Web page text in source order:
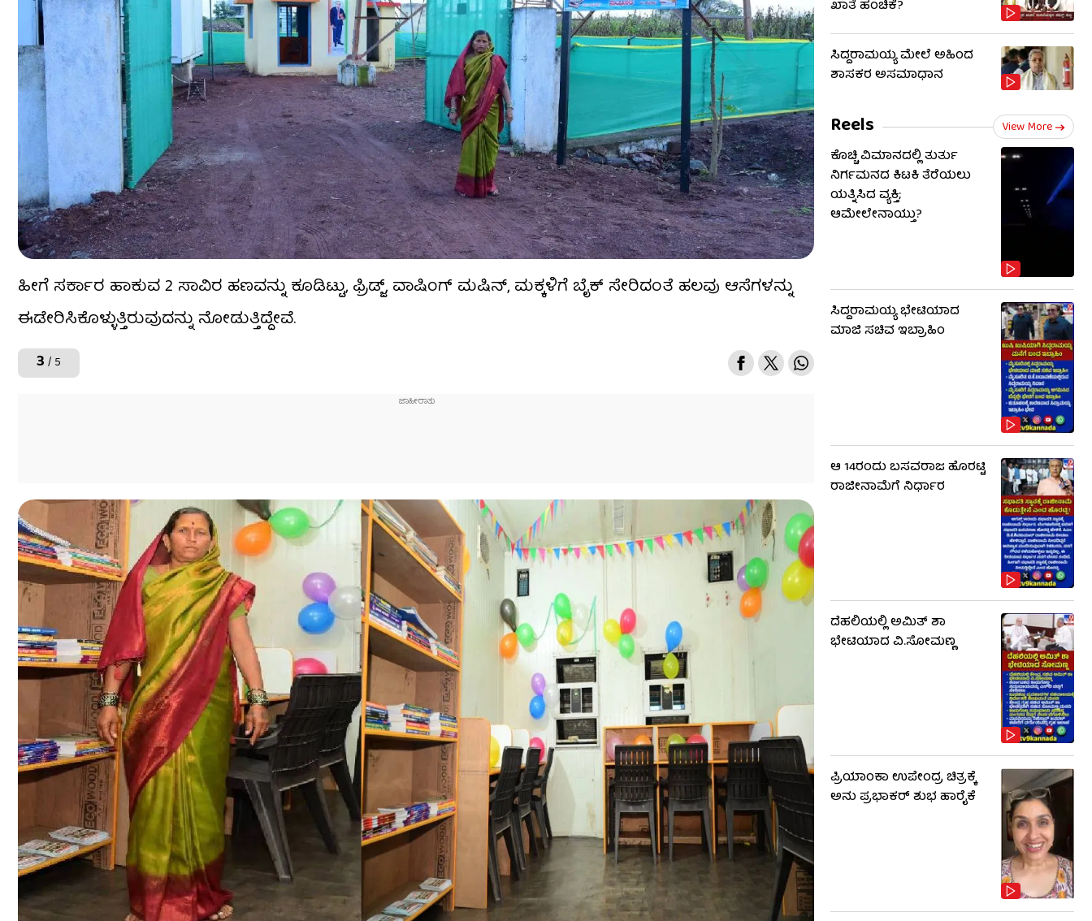
ಹೀಗೆ ಸರ್ಕಾರ ಹಾಕುವ 2 ಸಾವಿರ ಹಣವನ್ನು ಕೂಡಿಟ್ಟು, ಫ್ರಿಡ್ಜ್, ವಾಷಿಂಗ್​ ಮಷಿನ್​​, ಮಕ್ಕಳಿಗೆ ಬೈಕ್​ ಸೇರಿದಂತೆ ಹಲವು ಆಸೆಗಳನ್ನು
ಈಡೇರಿಸಿಕೊಳ್ಳುತ್ತಿರುವುದನ್ನು ನೋಡುತ್ತಿದ್ದೇವೆ.
3 / 5
ಖಾತೆ ಹಂಚಿಕೆ?
ಸಿದ್ದರಾಮಯ್ಯ ಮೇಲೆ ಅಹಿಂದ
ಶಾಸಕರ ಅಸಮಾಧಾನ
Reels View More
ಕೊಚ್ಚಿ ವಿಮಾನದಲ್ಲಿ ತುರ್ತು
ನಿರ್ಗಮನದ ಕಿಟಕಿ ತೆರೆಯಲು
ಯತ್ನಿಸಿದ ವ್ಯಕ್ತಿ;
ಆಮೇಲೇನಾಯ್ತು?
ಸಿದ್ದರಾಮಯ್ಯ ಭೇಟಿಯಾದ
ಮಾಜಿ ಸಚಿವ ಇಬ್ರಾಹಿಂ
ಆ 14ರಂದು ಬಸವರಾಜ ಹೊರಟ್ಟಿ
ರಾಜೀನಾಮೆಗೆ ನಿರ್ಧಾರ
ದೆಹಲಿಯಲ್ಲಿ ಅಮಿತ್ ಶಾ
ಭೇಟಿಯಾದ ವಿ.ಸೋಮಣ್ಣ
ಪ್ರಿಯಾಂಕಾ ಉಪೇಂದ್ರ ಚಿತ್ರಕ್ಕೆ
ಅನು ಪ್ರಭಾಕರ್ ಶುಭ ಹಾರೈಕೆ